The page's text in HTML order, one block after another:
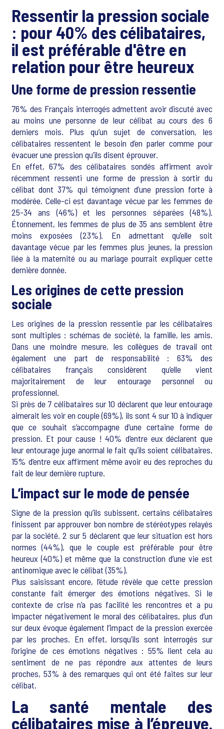
Ressentir la pression sociale
: pour 40% des célibataires,
il est préférable d'être en
relation pour être heureux
Une forme de pression ressentie
76% des Français interrogés admettent avoir discuté avec
au moins une personne de leur célibat au cours des 6
derniers mois. Plus qu’un sujet de conversation, les
célibataires ressentent le besoin d’en parler comme pour
évacuer une pression qu’ils disent éprouver.
En effet, 67% des célibataires sondés affirment avoir
récemment ressenti une forme de pression à sortir du
célibat dont 37% qui témoignent d’une pression forte à
modérée. Celle-ci est davantage vécue par les femmes de
25-34 ans (46%) et les personnes séparées (48%).
Étonnement, les femmes de plus de 35 ans semblent être
moins exposées (23%). En admettant qu’elle soit
davantage vécue par les femmes plus jeunes, la pression
liée à la maternité ou au mariage pourrait expliquer cette
dernière donnée.
Les origines de cette pression
sociale
Les origines de la pression ressentie par les célibataires
sont multiples : schémas de société, la famille, les amis.
Dans une moindre mesure, les collègues de travail ont
également une part de responsabilité : 63% des
célibataires français considèrent qu’elle vient
majoritairement de leur entourage personnel ou
professionnel.
Si près de 7 célibataires sur 10 déclarent que leur entourage
aimerait les voir en couple (69%), ils sont 4 sur 10 à indiquer
que ce souhait s’accompagne d’une certaine forme de
pression. Et pour cause ! 40% d’entre eux déclarent que
leur entourage juge anormal le fait qu’ils soient célibataires.
15% d’entre eux affirment même avoir eu des reproches du
fait de leur dernière rupture.
L’impact sur le mode de pensée
Signe de la pression qu’ils subissent, certains célibataires
finissent par approuver bon nombre de stéréotypes relayés
par la société. 2 sur 5 déclarent que leur situation est hors
normes (44%), que le couple est préférable pour être
heureux (40%) et même que la construction d’une vie est
antinomique avec le célibat (35%).
Plus saisissant encore, l’étude révèle que cette pression
constante fait émerger des émotions négatives. Si le
contexte de crise n’a pas facilité les rencontres et a pu
impacter négativement le moral des célibataires, plus d’un
sur deux évoque également l’impact de la pression exercée
par les proches. En effet, lorsqu’ils sont interrogés sur
l’origine de ces émotions négatives : 55% lient cela au
sentiment de ne pas répondre aux attentes de leurs
proches, 53% à des remarques qui ont été faites sur leur
célibat.
La santé mentale des
célibataires mise à l’épreuve.